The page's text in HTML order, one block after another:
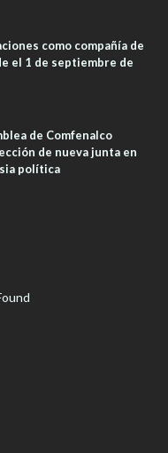
como compañía de
el 1 de septiembre de
de Comfenalco
de nueva junta en
política